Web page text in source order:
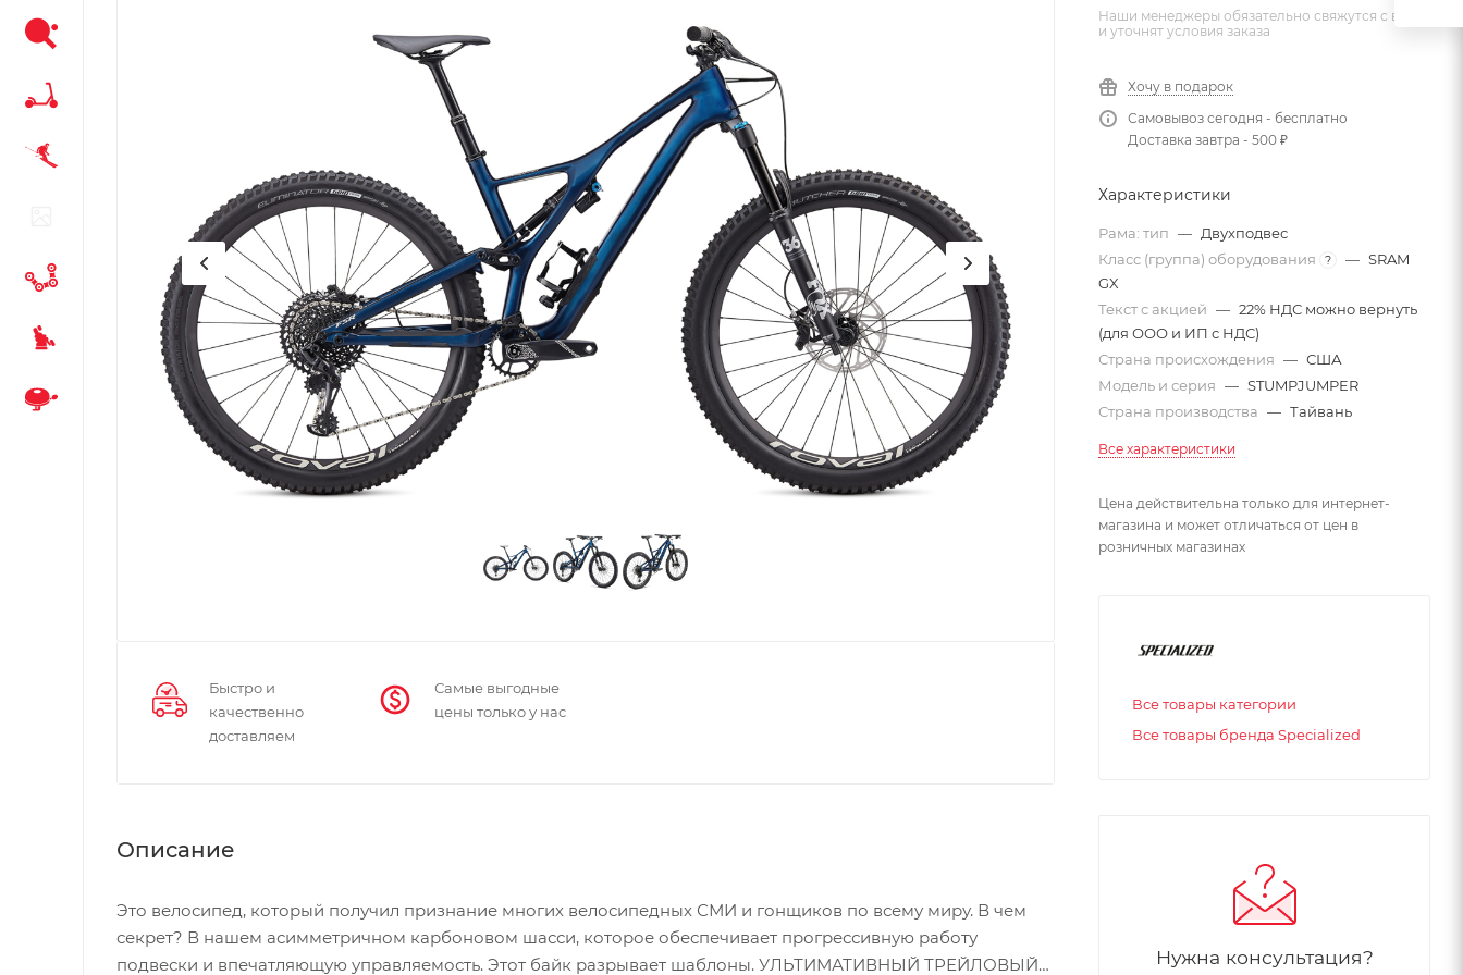
Быстро и
качественно
доставляем
Самые выгодные
цены только у нас
Описание
Это велосипед, который получил признание многих велосипедных СМИ и гонщиков по всему миру. В чем
секрет? В нашем асимметричном карбоновом шасси, которое обеспечивает прогрессивную работу
подвески и впечатляющую управляемость. Этот байк разрывает шаблоны. УЛЬТИМАТИВНЫЙ ТРЕЙЛОВЫЙ
Наши менеджеры обязательно свяжутся с вами
и уточнят условия заказа
Хочу в подарок
Самовывоз сегодня - бесплатно
Доставка завтра - 500 ₽
Характеристики
Рама: тип — Двухподвес
Класс (группа) оборудования
? — SRAM
GX
Текст с акцией — 22% НДС можно вернуть
(для ООО и ИП с НДС)
Страна происхождения — США
Модель и серия — STUMPJUMPER
Страна производства — Тайвань
Все характеристики
Цена действительна только для интернет-
магазина и может отличаться от цен в
розничных магазинах
Все товары категории
Все товары бренда Specialized
Нужна консультация?